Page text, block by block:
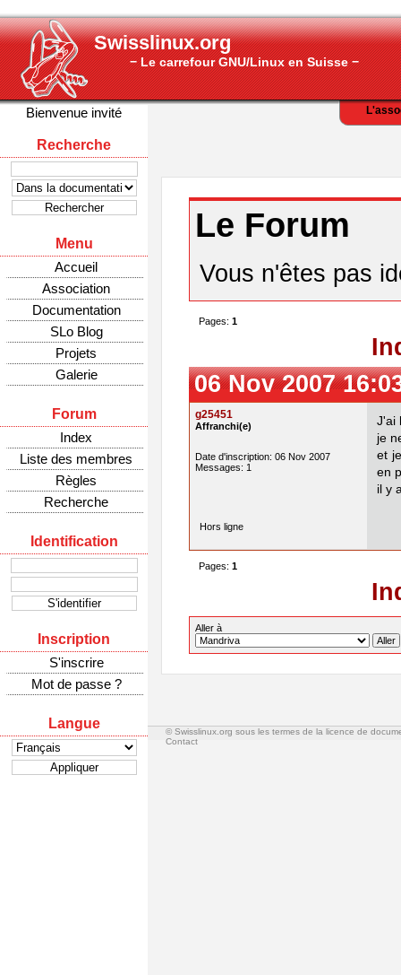
Swisslinux.org
− Le carrefour GNU/Linux en Suisse −
Bienvenue invité
Recherche
Menu
Accueil
Association
Documentation
SLo Blog
Projets
Galerie
Forum
Index
Liste des membres
Règles
Recherche
Identification
Inscription
S'inscrire
Mot de passe ?
Langue
Le Forum
Vous n'êtes pas
Pages: 1
06 Nov 2007
g25451
Affranchi(e)
Date d'inscription: 06 Nov 2007
Messages: 1
J'ai
je
et
en
il y
Hors ligne
Pages: 1
Aller à
© Swisslinux.org sous les termes de la licence de
Contact